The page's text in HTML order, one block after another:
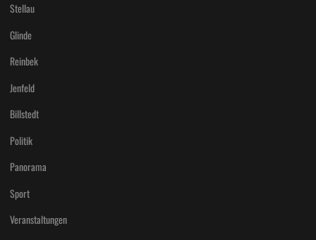
Stellau
Glinde
Reinbek
Jenfeld
Billstedt
Politik
Panorama
Sport
Veranstaltungen